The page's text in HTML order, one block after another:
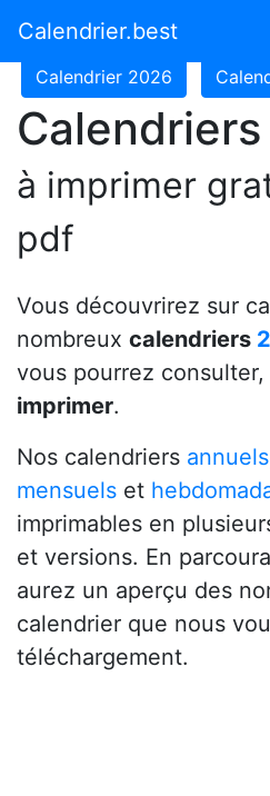
Calendrier.best
Calendrier 2024
Calendrier 2026
à imprimer
pdf
Vous découvrirez sur
nombreux calendriers
vous pourrez
imprimer.
Nos calendriers annuels
mensuels et
imprimables en
et versions. En
aurez un aperçu des
calendrier que nous
téléchargement.